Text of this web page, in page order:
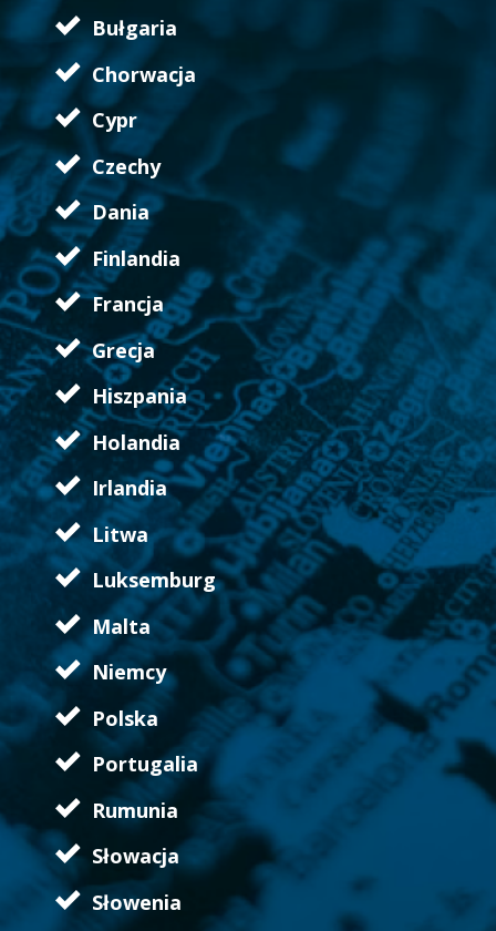
Bułgaria
Chorwacja
Cypr
Czechy
Dania
Finlandia
Francja
Grecja
Hiszpania
Holandia
Irlandia
Litwa
Luksemburg
Malta
Niemcy
Polska
Portugalia
Rumunia
Słowacja
Słowenia